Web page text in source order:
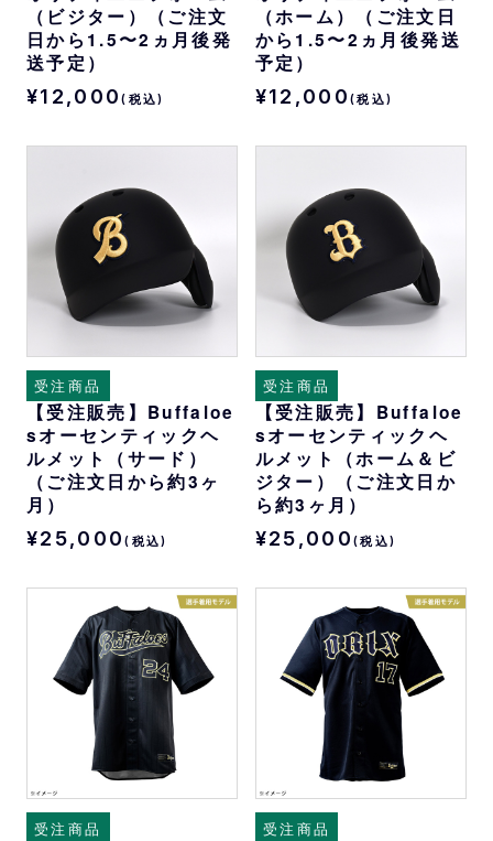
（ビジター）（ご注文
日から1.5〜2ヵ月後発
送予定）
¥12,000(税込)
（ホーム）（ご注文日
から1.5〜2ヵ月後発送
予定）
¥12,000(税込)
受注商品
【受注販売】Buffaloe
sオーセンティックヘ
ルメット（サード）
（ご注文日から約3ヶ
月）
¥25,000(税込)
受注商品
【受注販売】Buffaloe
sオーセンティックヘ
ルメット（ホーム＆ビ
ジター）（ご注文日か
ら約3ヶ月）
¥25,000(税込)
受注商品 受注商品